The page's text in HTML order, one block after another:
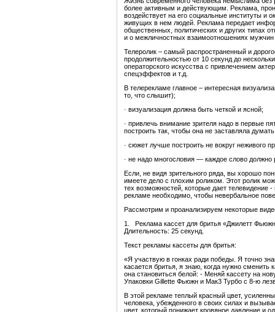
более активным и действующим. Реклама,
воздействует на его социальные институты и
живущих в нем людей. Реклама передает
общественных, политических и других типах
и о межличностных взаимоотношениях
Телеролик – самый распространенный и
продолжительностью от 10 секунд до
операторского искусства с привлечением
спецэффектов и т.д.
В телерекламе главное – интересная
то, что слышит);
· визуализация должна быть четкой и ясной;
· привлечь внимание зрителя надо в первые
построить так, чтобы она не заставляла
· сюжет лучше построить не вокруг неживого
· не надо многословия — каждое слово должно
Если, не видя зрительного ряда, вы хорошо
имеете дело с плохим роликом. Этот ролик
тех возможностей, которые дает телевидение
рекламе необходимо, чтобы невербальное
Рассмотрим и проанализируем некоторые
1. Реклама кассет для бритья «Джилетт
Длительность: 25 секунд.
Текст рекламы кассеты для бритья:
«Я участвую в гонках ради победы. Я точно
касается бритья, я знаю, когда нужно
она становиться белой: - Меняй кассету на
Упаковки Gillette Фьюжн и Мак3 Турбо с 8-ю
В этой рекламе теплый красный цвет,
человека, убежденного в своих силах и
цвет, который понижает кровяное давление и